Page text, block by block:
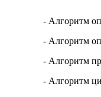
- Алгоритм
- Алгоритм
- Алгоритм
- Алгоритм